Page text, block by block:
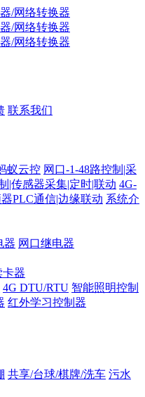
联系我们
蚁云控 网口-1-48路控制|采
|传感器采集|定时|联动 4G-
PLC通信|边缘联动 系统介
器 网口继电器
卡器
4G DTU/RTU 智能照明控制
红外学习控制器
共享/台球/棋牌/洗车 污水